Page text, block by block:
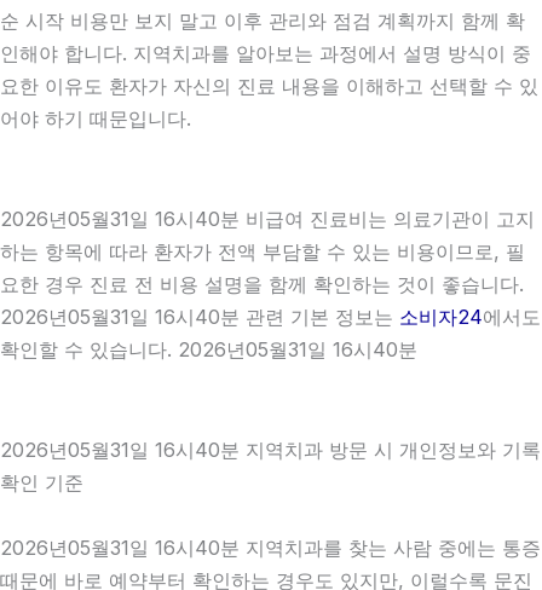
순 시작 비용만 보지 말고 이후 관리와 점검 계획까지 함께 확
인해야 합니다. 지역치과를 알아보는 과정에서 설명 방식이 중
요한 이유도 환자가 자신의 진료 내용을 이해하고 선택할 수 있
어야 하기 때문입니다.
2026년05월31일 16시40분 비급여 진료비는 의료기관이 고지
하는 항목에 따라 환자가 전액 부담할 수 있는 비용이므로, 필
요한 경우 진료 전 비용 설명을 함께 확인하는 것이 좋습니다.
2026년05월31일 16시40분 관련 기본 정보는 소비자24에서도
확인할 수 있습니다. 2026년05월31일 16시40분
2026년05월31일 16시40분 지역치과 방문 시 개인정보와 기록
확인 기준
2026년05월31일 16시40분 지역치과를 찾는 사람 중에는 통증
때문에 바로 예약부터 확인하는 경우도 있지만, 이럴수록 문진